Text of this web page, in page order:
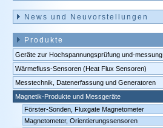
News und Neuvorstellungen
Produkte
Geräte zur Hochspannungsprüfung und-messung
Wärmefluss-Sensoren (Heat Flux Sensoren)
Messtechnik, Datenerfassung und Generatoren
Magnetik-Produkte und Messgeräte
Förster-Sonden, Fluxgate Magnetometer
Magnetometer, Orientierungssensoren